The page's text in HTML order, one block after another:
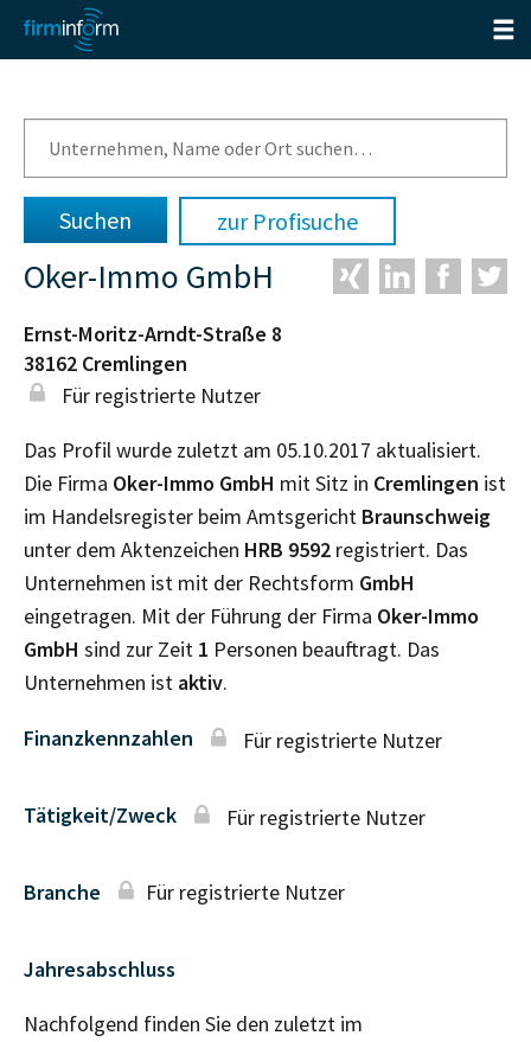
zur Profisuche
Oker-Immo GmbH
Ernst-Moritz-Arndt-Straße 8
38162 Cremlingen
Für registrierte Nutzer
Das Profil wurde zuletzt am 05.10.2017 aktualisiert.
Die Firma Oker-Immo GmbH mit Sitz in Cremlingen ist
im Handelsregister beim Amtsgericht Braunschweig
unter dem Aktenzeichen HRB 9592 registriert. Das
Unternehmen ist mit der Rechtsform GmbH
eingetragen. Mit der Führung der Firma Oker-Immo
GmbH sind zur Zeit 1 Personen beauftragt. Das
Unternehmen ist aktiv.
Finanzkennzahlen Für registrierte Nutzer
Tätigkeit/Zweck Für registrierte Nutzer
Branche Für registrierte Nutzer
Jahresabschluss
Nachfolgend finden Sie den zuletzt im